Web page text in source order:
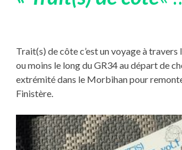
Trait(s) de côte c’est un voyage à travers
ou moins le long du GR34 au départ de
extrémité dans le Morbihan pour
Finistère.